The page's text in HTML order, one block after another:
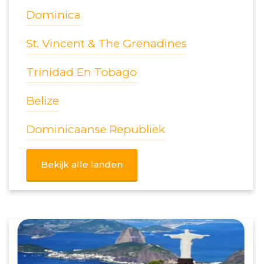
Dominica
St. Vincent & The Grenadines
Trinidad En Tobago
Belize
Dominicaanse Republiek
Bekijk alle landen